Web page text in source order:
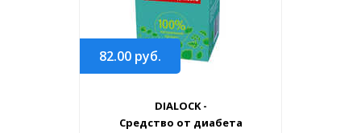
82.00 руб.
DIALOCK -
Средство от диабета